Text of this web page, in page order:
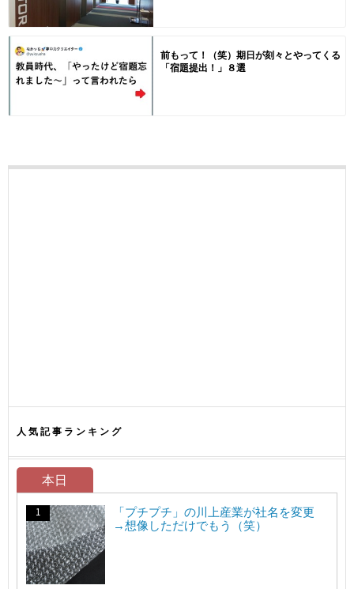
前もって！（笑）期日が刻々とやってくる
「宿題提出！」８選
人気記事ランキング
本日
「プチプチ」の川上産業が社名を変更
→想像しただけでもう（笑）